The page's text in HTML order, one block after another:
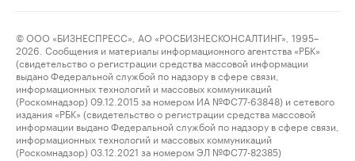
© ООО «БИЗНЕСПРЕСС», АО «РОСБИЗНЕСКОНСАЛТИНГ», 1995–
2026. Сообщения и материалы информационного агентства «РБК»
(свидетельство о регистрации средства массовой информации
выдано Федеральной службой по надзору в сфере связи,
информационных технологий и массовых коммуникаций
(Роскомнадзор) 09.12.2015 за номером ИА №ФС77-63848) и сетевого
издания «РБК» (свидетельство о регистрации средства массовой
информации выдано Федеральной службой по надзору в сфере связи,
информационных технологий и массовых коммуникаций
(Роскомнадзор) 03.12.2021 за номером ЭЛ №ФС77-82385)